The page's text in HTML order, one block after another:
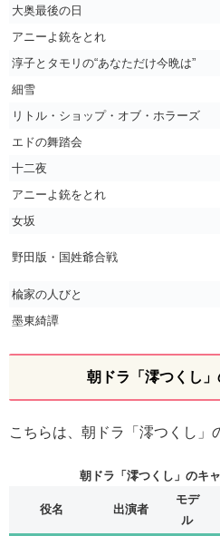
大奥最後の日
アニーよ銃をとれ
淳子とタモリの“あなただけ今晩は”
細雪
リトル・ショップ・オブ・ホラーズ
エドの舞踏会
十二夜
アニーよ銃をとれ
女坂
野田版・国姓爺合戦
楡家の人びと
墨東綺譚
朝ドラ「澪つくし
こちらは、朝ドラ「澪つくし」
朝ドラ「澪つくし」のキ
役名 出演者
モデ
ル